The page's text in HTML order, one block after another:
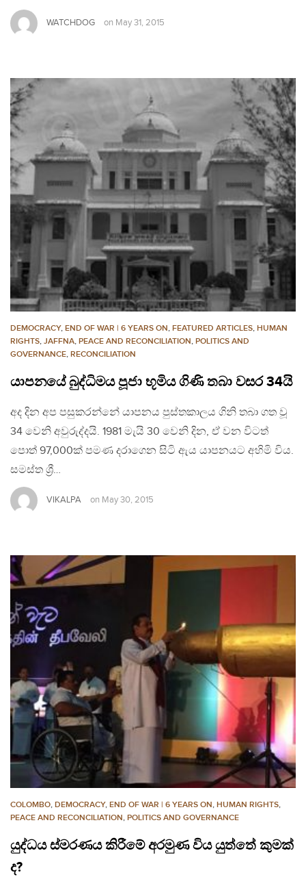
WATCHDOG on May 31, 2015
DEMOCRACY, END OF WAR | 6 YEARS ON, FEATURED ARTICLES, HUMAN
RIGHTS, JAFFNA, PEACE AND RECONCILIATION, POLITICS AND
GOVERNANCE, RECONCILIATION
යාපනයේ බුද්ධිමය පූජා භූමිය ගිණි තබා වසර 34යි
අද දින අප පසුකරන්නේ යාපනය පුස්තකාලය ගිනි තබා ගත වූ
34 වෙනි අවුරුද්දයි. 1981 මැයි 30 වෙනි දින, ඒ වන විටත්
පොත් 97,000ක් පමණ දරාගෙන සිටි ඇය යාපනයට අහිමි විය.
සමස්ත ශ්‍රී…
VIKALPA on May 30, 2015
COLOMBO, DEMOCRACY, END OF WAR | 6 YEARS ON, HUMAN RIGHTS,
PEACE AND RECONCILIATION, POLITICS AND GOVERNANCE
යුද්ධය ස්මරණය කිරීමේ අරමුණ විය යුත්තේ කුමක්
ද?